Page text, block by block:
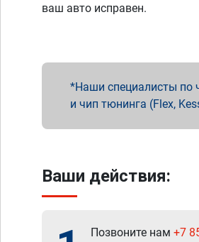
ваш авто исправен.
Наши специалисты по
и чип тюнинга (Flex,
Ваши действия:
Позвоните нам +7